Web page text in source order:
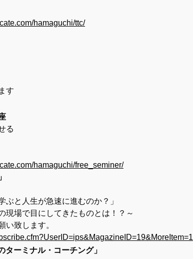
hamaguchi/ttc/
す
る
hamaguchi/free_seminer/
ぶと人生が急速に進むのか？」
現場で目にしてきたものとは！？～
い致します。
ーミナル・コーチング」